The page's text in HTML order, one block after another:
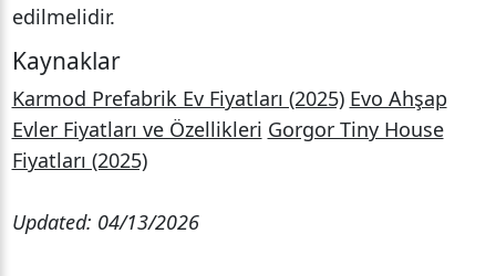
edilmelidir.
Kaynaklar
Karmod Prefabrik Ev Fiyatları (2025) Evo Ahşap
Evler Fiyatları ve Özellikleri Gorgor Tiny House
Fiyatları (2025)
Updated: 04/13/2026